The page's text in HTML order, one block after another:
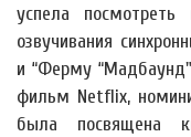
успела
озвучивания
и “Ферму
фильм Netflix,
была посвящена